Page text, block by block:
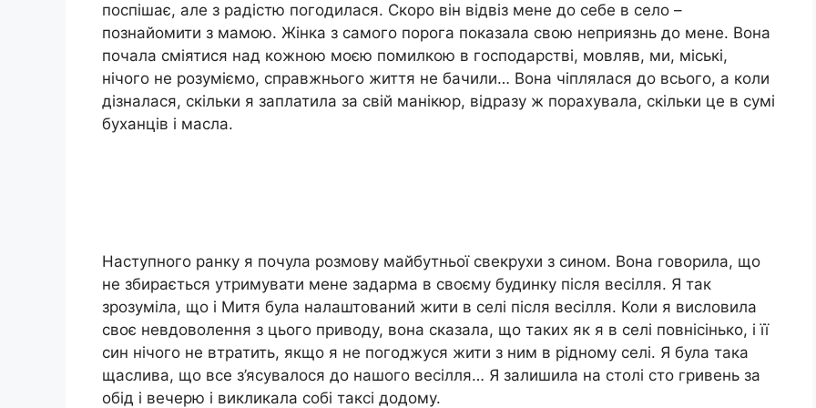
поспішає, але з радістю погодилася. Скоро він відвіз мене до себе в село –
познайомити з мамою. Жінка з самого порога показала свою неприязнь до мене. Вона
почала сміятися над кожною моєю помилкою в господарстві, мовляв, ми, міські,
нічого не розуміємо, справжнього життя не бачили… Вона чіплялася до всього, а коли
дізналася, скільки я заплатила за свій манікюр, відразу ж порахувала, скільки це в сумі
буханців і масла.
Наступного ранку я почула розмову майбутньої свекрухи з сином. Вона говорила, що
не збирається утримувати мене задарма в своєму будинку після весілля. Я так
зрозуміла, що і Митя була налаштований жити в селі після весілля. Коли я висловила
своє невдоволення з цього приводу, вона сказала, що таких як я в селі повнісінько, і її
син нічого не втратить, якщо я не погоджуся жити з ним в рідному селі. Я була така
щаслива, що все з’ясувалося до нашого весілля… Я залишила на столі сто гривень за
обід і вечерю і викликала собі таксі додому.